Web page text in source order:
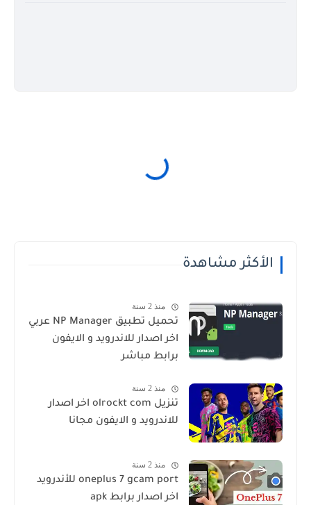
الأكثر مشاهدة
منذ 2 سنة
تحميل تطبيق NP Manager عربي
اخر اصدار للاندرويد و الايفون
برابط مباشر
منذ 2 سنة
تنزيل olrockt com اخر اصدار
للاندرويد و الايفون مجانا
منذ 2 سنة
oneplus 7 gcam port للأندرويد
اخر اصدار برابط apk